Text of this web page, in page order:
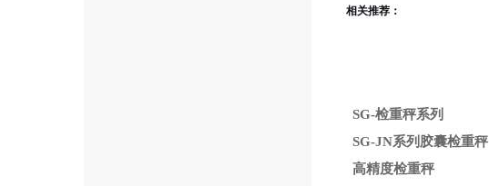
相关推荐：
SG-检重秤系列
SG-JN系列胶囊检重秤
高精度检重秤